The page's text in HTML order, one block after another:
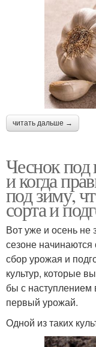
читать дальше →
Чеснок под
и когда
под зиму,
сорта и
Вот уже и осень не
сезоне
сбор урожая и
культур, которые
бы с наступлением
первый урожай.
Одной из таких